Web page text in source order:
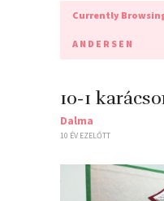
Currently
ANDERSEN
10-1
Dalma
10 ÉV EZELŐTT